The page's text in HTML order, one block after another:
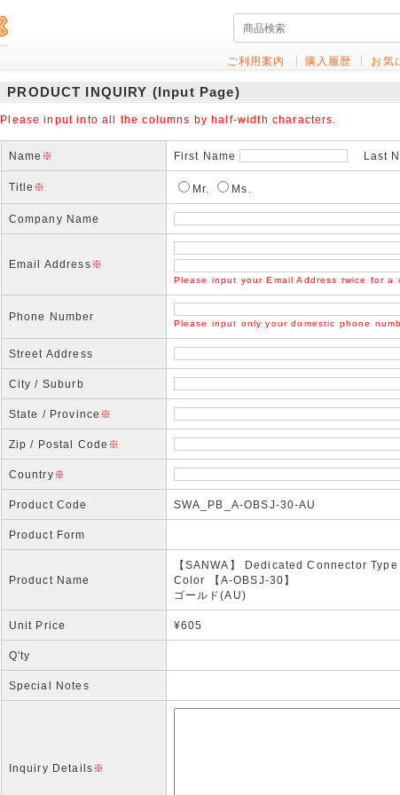
ご利用案内 購入履歴 お気
PRODUCT INQUIRY (Input Page)
Please input into all the columns by half-width characters.
Name ※ First Name Last
Title ※ Mr. Ms.
Company Name
Email Address※
Please input your Email Address twice for a
Phone Number
Please input only your domestic phone
Street Address
City / Suburb
State / Province ※
Zip / Postal Code ※
Country※
Product Code SWA_PB_A-OBSJ-30-AU
Product Form
Product Name
【SANWA】 Dedicated Connector
Color 【A-OBSJ-30】
ゴールド(AU)
Unit Price ¥605
Q'ty
Special Notes
Inquiry Details※